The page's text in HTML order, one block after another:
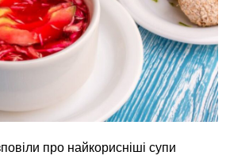
про найкорисніші супи